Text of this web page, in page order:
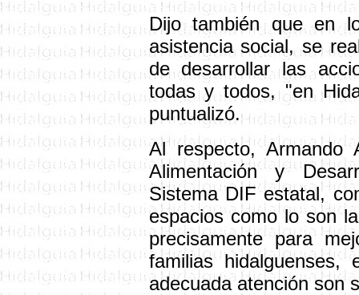
Dijo también que en
asistencia social, se
de desarrollar las
todas y todos, "en
puntualizó.
Al respecto, Armando
Alimentación y
Sistema DIF estatal,
espacios como lo son
precisamente para
familias
adecuada atención son